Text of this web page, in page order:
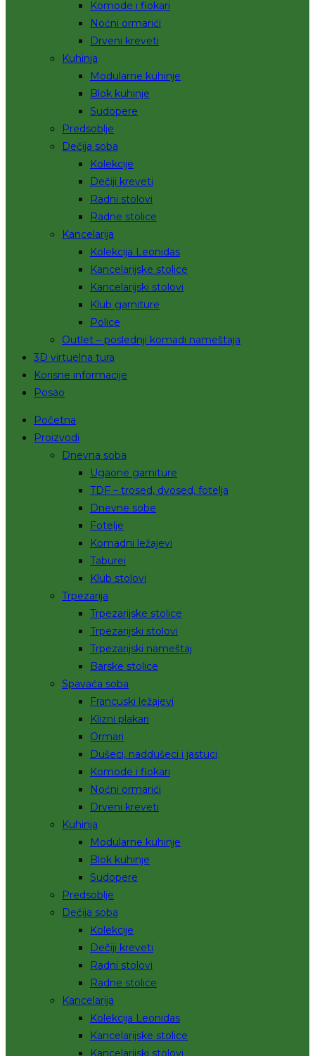
Komode i fiokari
Noćni ormarići
Drveni kreveti
Kuhinja
Modularne kuhinje
Blok kuhinje
Sudopere
Predsoblje
Dečija soba
Kolekcije
Dečiji kreveti
Radni stolovi
Radne stolice
Kancelarija
Kolekcija Leonidas
Kancelarijske stolice
Kancelarijski stolovi
Klub garniture
Police
Outlet – poslednji komadi nameštaja
3D virtuelna tura
Korisne informacije
Posao
Početna
Proizvodi
Dnevna soba
Ugaone garniture
TDF – trosed, dvosed, fotelja
Dnevne sobe
Fotelje
Komadni ležajevi
Taburei
Klub stolovi
Trpezarija
Trpezarijske stolice
Trpezarijski stolovi
Trpezarijski nameštaj
Barske stolice
Spavaća soba
Francuski ležajevi
Klizni plakari
Ormari
Dušeci, naddušeci i jastuci
Komode i fiokari
Noćni ormarići
Drveni kreveti
Kuhinja
Modularne kuhinje
Blok kuhinje
Sudopere
Predsoblje
Dečija soba
Kolekcije
Dečiji kreveti
Radni stolovi
Radne stolice
Kancelarija
Kolekcija Leonidas
Kancelarijske stolice
Kancelarijski stolovi